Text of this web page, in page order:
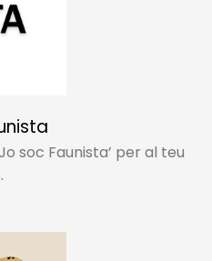
soc Faunista’ per al teu